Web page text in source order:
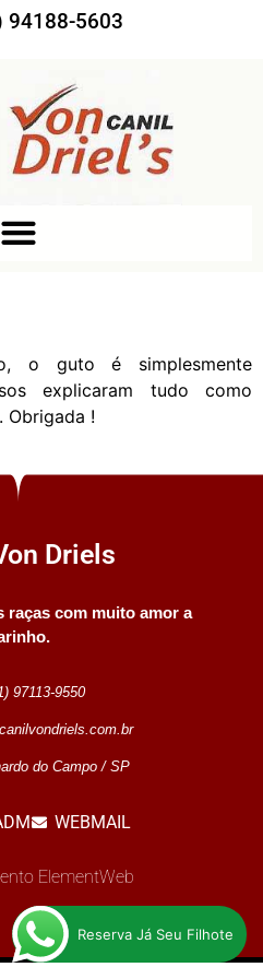
94188-5603
o guto é simplesmente
explicaram tudo como
Obrigada !
Driels
raças com muito amor a
97113-9550
do Campo / SP
WEBMAIL
ElementWeb
Reserva Já Seu Filhote